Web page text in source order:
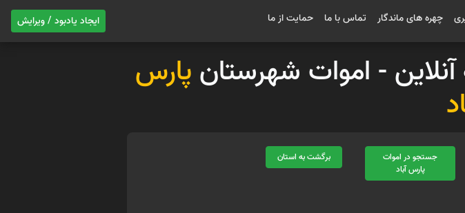
ایجاد یادبود / ویرایش چهره های ماندگار تماس با ما حمایت از ما
- اموات شهرستان پارس
جستجو در اموات
پارس آباد
برگشت به استان